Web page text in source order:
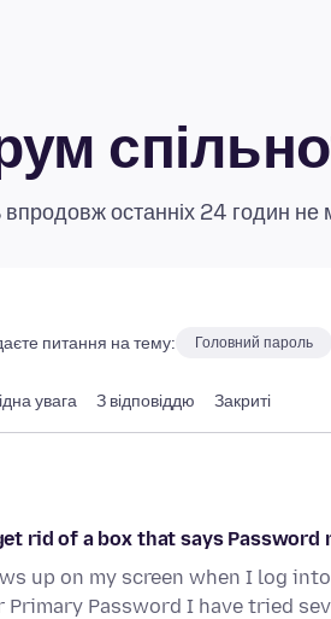
впродовж останніх 24 годин не
питання на тему: Головний пароль
увага З відповіддю Закриті
rid of a box that says Password
up on my screen when I log
Primary Password I have tried